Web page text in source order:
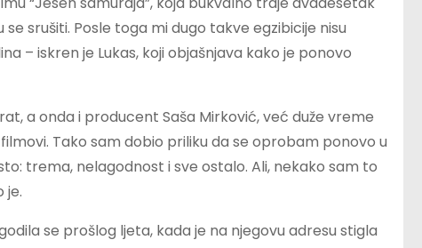
srušiti. Posle toga mi dugo takve egzibicije nisu
– iskren je Lukas, koji objašnjava kako je ponovo
a onda i producent Saša Mirković, već duže vreme
Tako sam dobio priliku da se oprobam ponovo u
trema, nelagodnost i sve ostalo. Ali, nekako sam to
je.
se prošlog ljeta, kada je na njegovu adresu stigla